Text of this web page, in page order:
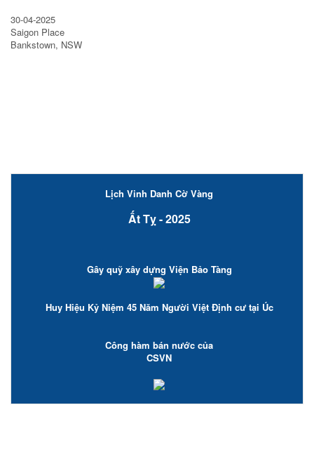
30-04-2025
Saigon Place
Bankstown, NSW
Lịch Vinh Danh Cờ Vàng
Ất Tỵ - 2025
Gây quỹ xây dựng Viện Bảo Tàng
Huy Hiệu Kỷ Niệm 45 Năm Người Việt Định cư tại Úc
Công hàm bán nước của
CSVN